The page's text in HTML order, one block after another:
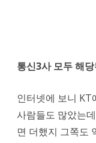
통신3사 모두 해
인터넷에 보니 KT
사람들도 많았는
면 더했지 그쪽도